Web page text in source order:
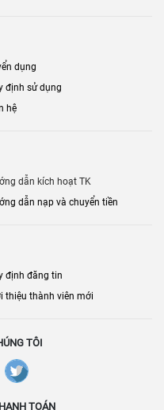
dụng
định sử dụng
hệ
dẫn kích hoạt TK
dẫn nạp và chuyển tiền
định đăng tin
thiệu thành viên mới
TÔI
TOÁN